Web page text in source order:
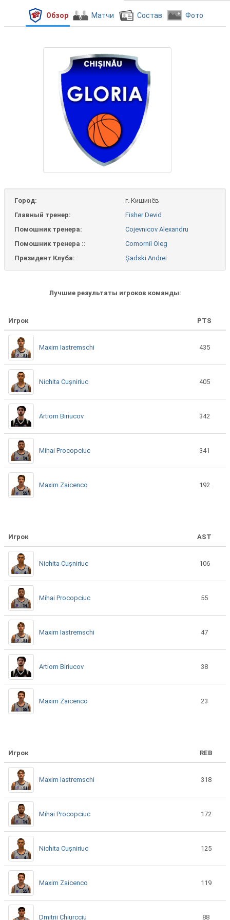
Обзор Матчи Состав Фото
Город:
г. Кишинёв
Главный тренер:
Fisher Devid
Помошник тренера:
Cojevnicov Alexandru
Помошник тренера ::
Comornîi Oleg
Президент Клуба:
Șadski Andrei
Лучшие результаты игроков команды:
Игрок PTS
Maxim Iastremschi 435
Nichita Cușniriuc 405
Artiom Biriucov 342
Mihai Procopciuc 341
Maxim Zaicenco 192
Игрок AST
Nichita Cușniriuc 106
Mihai Procopciuc 55
Maxim Iastremschi 47
Artiom Biriucov 38
Maxim Zaicenco 23
Игрок REB
Maxim Iastremschi 318
Mihai Procopciuc 172
Nichita Cușniriuc 125
Maxim Zaicenco 119
Dmitrii Chiurcciu 88